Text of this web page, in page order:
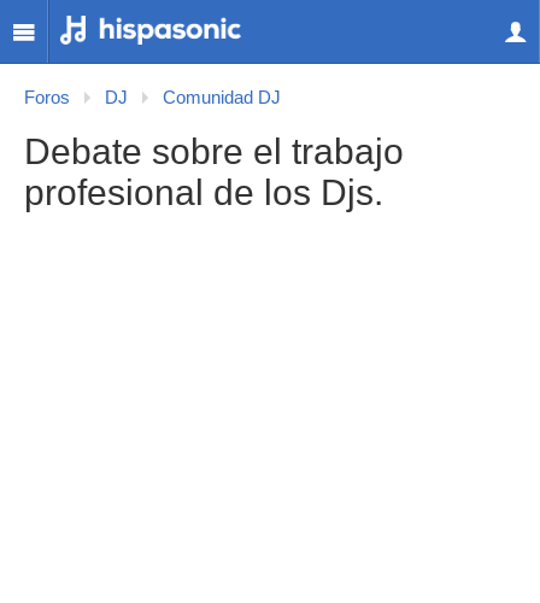
Foros DJ Comunidad DJ
Debate sobre el trabajo
profesional de los Djs.